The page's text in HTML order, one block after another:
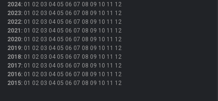
2024: 01 02 03 04 05 06 07 08 09 10 11 12
2023: 01 02 03 04 05 06 07 08 09 10 11 12
2022: 01 02 03 04 05 06 07 08 09 10 11 12
2021 : 01 02 03 04 05 06 07 08 09 10 11 12
2020: 01 02 03 04 05 06 07 08 09 10 11 12
2019: 01 02 03 04 05 06 07 08 09 10 11 12
2018: 01 02 03 04 05 06 07 08 09 10 11 12
2017: 01 02 03 04 05 06 07 08 09 10 11 12
2016: 01 02 03 04 05 06 07 08 09 10 11 12
2015: 01 02 03 04 05 06 07 08 09 10 11 12